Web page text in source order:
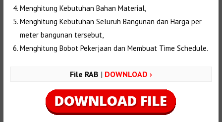
Menghitung Kebutuhan Bahan Material,
Menghitung Kebutuhan Seluruh Bangunan dan Harga per
meter bangunan tersebut,
Menghitung Bobot Pekerjaan dan Membuat Time Schedule.
File RAB | DOWNLOAD ›